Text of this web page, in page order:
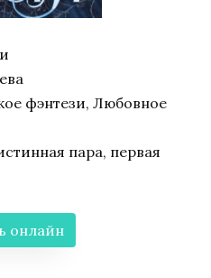
фэнтези, Любовное
пара, первая
онлайн